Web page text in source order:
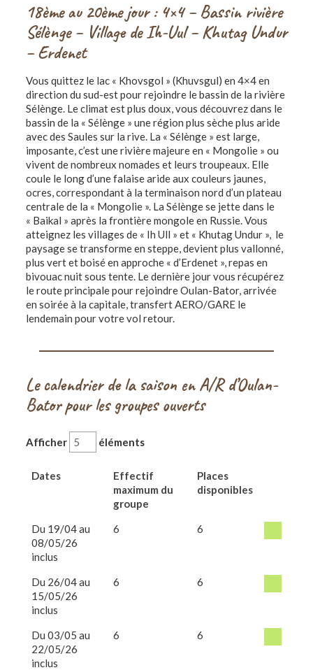
18ème au 20ème jour : 4×4 – Bassin rivière
Sélènge – Village de Ih-Uul – Khutag Undur
– Erdenet
Vous quittez le lac « Khovsgol » (Khuvsgul) en 4×4 en
direction du sud-est pour rejoindre le bassin de la rivière
Sélènge. Le climat est plus doux, vous découvrez dans le
bassin de la « Sélènge » une région plus sèche plus aride
avec des Saules sur la rive. La « Sélènge » est large,
imposante, c’est une rivière majeure en « Mongolie » ou
vivent de nombreux nomades et leurs troupeaux. Elle
coule le long d’une falaise aride aux couleurs jaunes,
ocres, correspondant à la terminaison nord d’un plateau
centrale de la « Mongolie ». La Sélènge se jette dans le
« Baikal » après la frontière mongole en Russie. Vous
atteignez les villages de « Ih Ull » et « Khutag Undur », le
paysage se transforme en steppe, devient plus vallonné,
plus vert et boisé en approche « d’Erdenet », repas en
bivouac nuit sous tente. Le dernière jour vous récupérez
le route principale pour rejoindre Oulan-Bator, arrivée
en soirée à la capitale, transfert AERO/GARE le
lendemain pour votre vol retour.
Le calendrier de la saison en A/R d’Oulan-
Bator pour les groupes ouverts
Afficher éléments
Dates
Effectif
maximum du
groupe
Places
disponibles
Du 19/04 au
08/05/26
inclus
6 6
Du 26/04 au
15/05/26
inclus
6 6
Du 03/05 au
22/05/26
inclus
6 6